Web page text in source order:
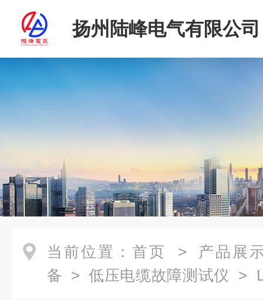
扬州陆峰电气有限公司
当前位置： 首页 > 产品展
备 > 低压电缆故障测试仪 >